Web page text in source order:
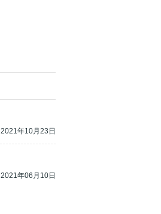
2021年10月23日
2021年06月10日